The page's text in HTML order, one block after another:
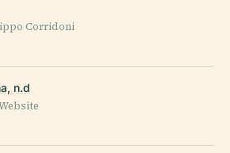
Corridoni
n.d